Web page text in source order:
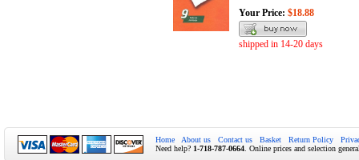
Your Price: $18.88
shipped in 14-20 days
Home About us Contact us Basket Return Policy
Need help? 1-718-787-0664 . Online prices and selection